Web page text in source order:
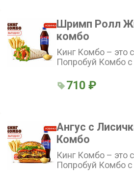
Шримп Ролл
комбо
Кинг Комбо – это
Попробуй Комбо
соусом на выбор
710 ₽
Ангус с
Комбо
Кинг Комбо – это
Попробуй Комбо с